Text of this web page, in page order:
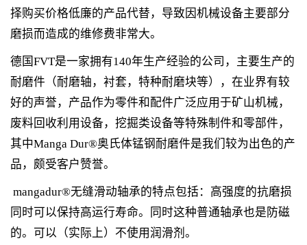
择购买价格低廉的产品代替，导致因机械设备主要部分
磨损而造成的维修费非常大。
德国FVT是一家拥有140年生产经验的公司，主要生产的
耐磨件（耐磨轴，衬套，特种耐磨块等），在业界有较
好的声誉，产品作为零件和配件广泛应用于矿山机械，
废料回收利用设备，挖掘类设备等特殊制件和零部件，
其中Manga Dur®奥氏体锰钢耐磨件是我们较为出色的产
品，颇受客户赞誉。
mangadur®无缝滑动轴承的特点包括：高强度的抗磨损
同时可以保持高运行寿命。同时这种普通轴承也是防磁
的。可以（实际上）不使用润滑剂。